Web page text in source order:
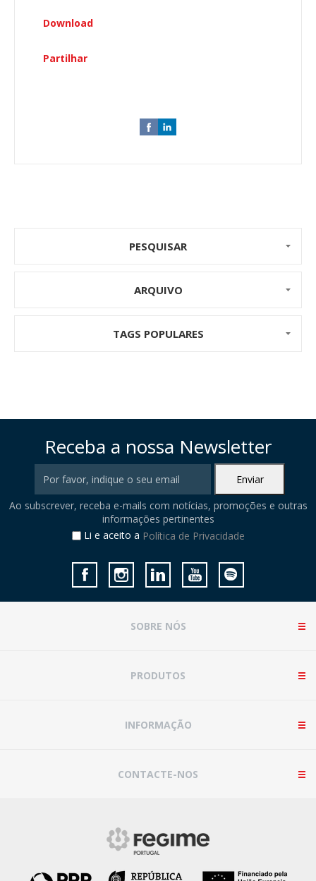
Download
Partilhar
PESQUISAR
ARQUIVO
TAGS POPULARES
Receba a nossa Newsletter
Ao subscrever, receba e-mails com notícias, promoções e outras
informações pertinentes
Li e aceito a Política de Privacidade
SOBRE NÓS
PRODUTOS
INFORMAÇÃO
CONTACTE-NOS